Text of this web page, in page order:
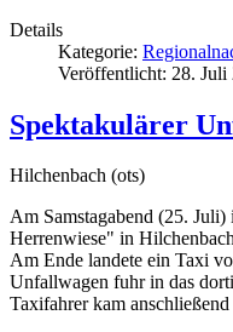
Details
Kategorie:
Veröffentlicht: 28. Juli
Spektakulärer
Hilchenbach (ots)
Am Samstagabend (25.
Herrenwiese" in
Am Ende landete ein Taxi
Unfallwagen fuhr in das
Taxifahrer kam